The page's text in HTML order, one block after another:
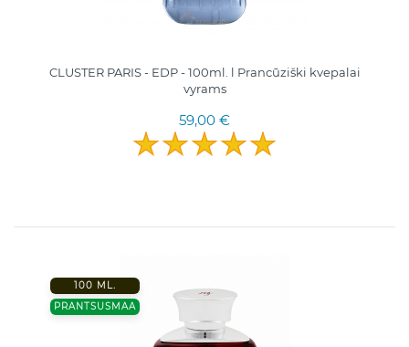
CLUSTER PARIS - EDP - 100ml. l Pranсūziški kvepalai
vyrams
59,00 €
100 ML.
PRANTSUSMAA